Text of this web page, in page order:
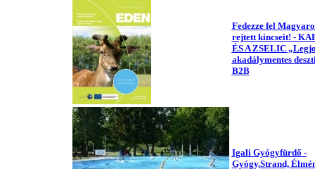
Fedezze fel
rejtett kincseit! -
ÉS A ZSELIC
akadálymentes
B2B
Igali Gyógyfürdő -
Gyógy,Strand,